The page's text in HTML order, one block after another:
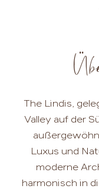
The Lindis,
Valley auf der
Luxus und
moderne
harmonisch in